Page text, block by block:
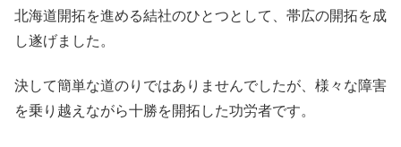
北海道開拓を進める結社のひとつとして、帯広の開拓を成
し遂げました。
決して簡単な道のりではありませんでしたが、様々な障害
を乗り越えながら十勝を開拓した功労者です。